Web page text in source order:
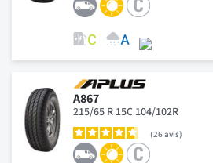
A867
215/65 R 15C 104/102R
26avis